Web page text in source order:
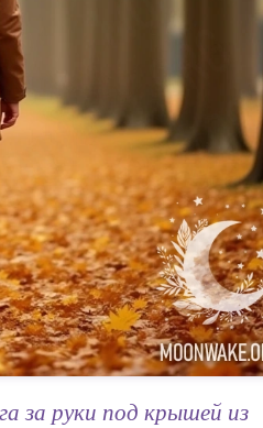
за руки под крышей из